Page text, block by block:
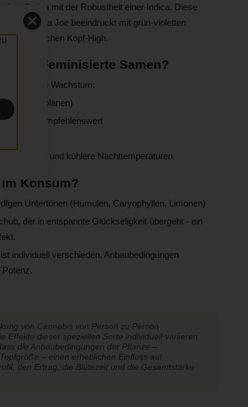
Sativa mit der Robustheit einer Indica. Diese
Bazooka Joe beeindruckt mit grün-violetten
euphorischen Kopf-High.
Feminisierte Samen?
explosives Wachstum:
Platz einplanen)
Buds empfehlenswert
Trocknung und kühlere Nachttemperaturen
Konsum?
Untertönen (Humulen, Caryophyllen, Limonen)
der in entspannte Glückseligkeit übergeht - ein
individuell verschieden. Anbaubedingungen
Potenz.
von Cannabis von Person zu Person
Effekte dieser speziellen Sorte individuell variieren.
die Anbaubedingungen der Pflanze –
– einen erheblichen Einfluss auf
den Ertrag, die Blütezeit und die Gesamtstärke